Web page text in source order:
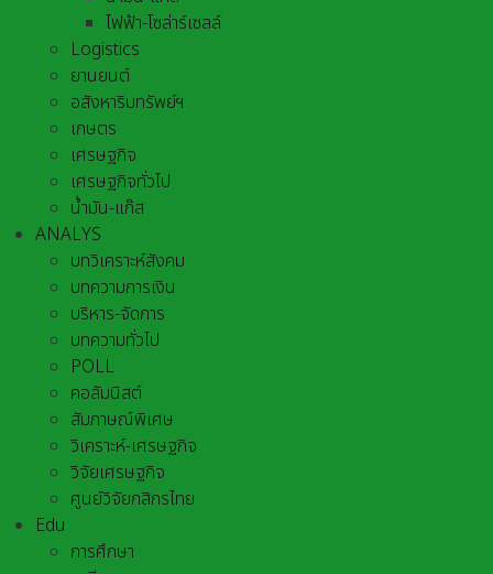
ไฟฟ้า-โซล่าร์เซลล์
Logistics
ยานยนต์
อสังหาริมทรัพย์ฯ
เกษตร
เศรษฐกิจ
เศรษฐกิจทั่วไป
น้ำมัน-แก๊ส
ANALYS
บทวิเคราะห์สังคม
บทความการเงิน
บริหาร-จัดการ
บทความทั่วไป
POLL
คอลัมนิสต์
สัมภาษณ์พิเศษ
วิเคราะห์-เศรษฐกิจ
วิจัยเศรษฐกิจ
ศูนย์วิจัยกสิกรไทย
Edu
การศึกษา